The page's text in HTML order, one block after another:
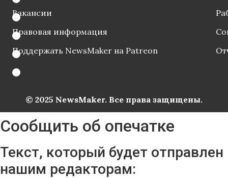
Вакансии
Правовая информация
Поддержать NewsMaker на Patreon
© 2025 NewsMaker. Все права защищены.
Сообщить об опечатке
Текст, который будет отправлен
нашим редакторам: